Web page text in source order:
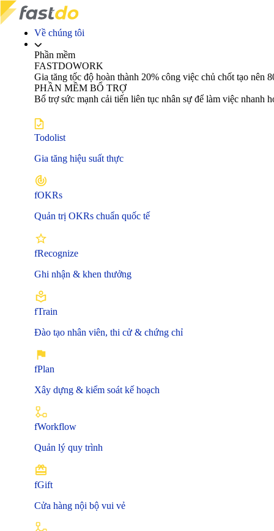
Về chúng tôi
Phần mềm
FASTDOWORK
Gia tăng tốc độ hoàn thành 20% công việc chủ chốt tạo nên
PHẦN MỀM BỔ TRỢ
Bổ trợ sức mạnh cải tiến liên tục nhân sự để làm việc nhanh
Todolist
Gia tăng hiệu suất thực
fOKRs
Quản trị OKRs chuẩn quốc tế
fRecognize
Ghi nhận & khen thưởng
fTrain
Đào tạo nhân viên, thi cử & chứng chỉ
fPlan
Xây dựng & kiểm soát kế hoạch
fWorkflow
Quản lý quy trình
fGift
Cửa hàng nội bộ vui vẻ